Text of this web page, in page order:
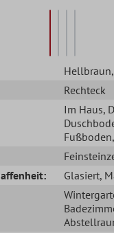
Hellbraun
Rechteck
Im Haus,
Fußboden
Glasiert,